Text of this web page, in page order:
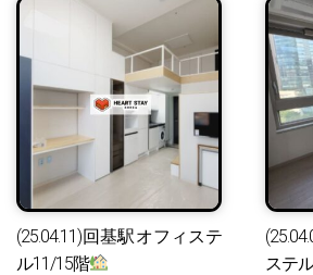
(25.04.11)回基駅オフィステ
ル11/15階
ステ